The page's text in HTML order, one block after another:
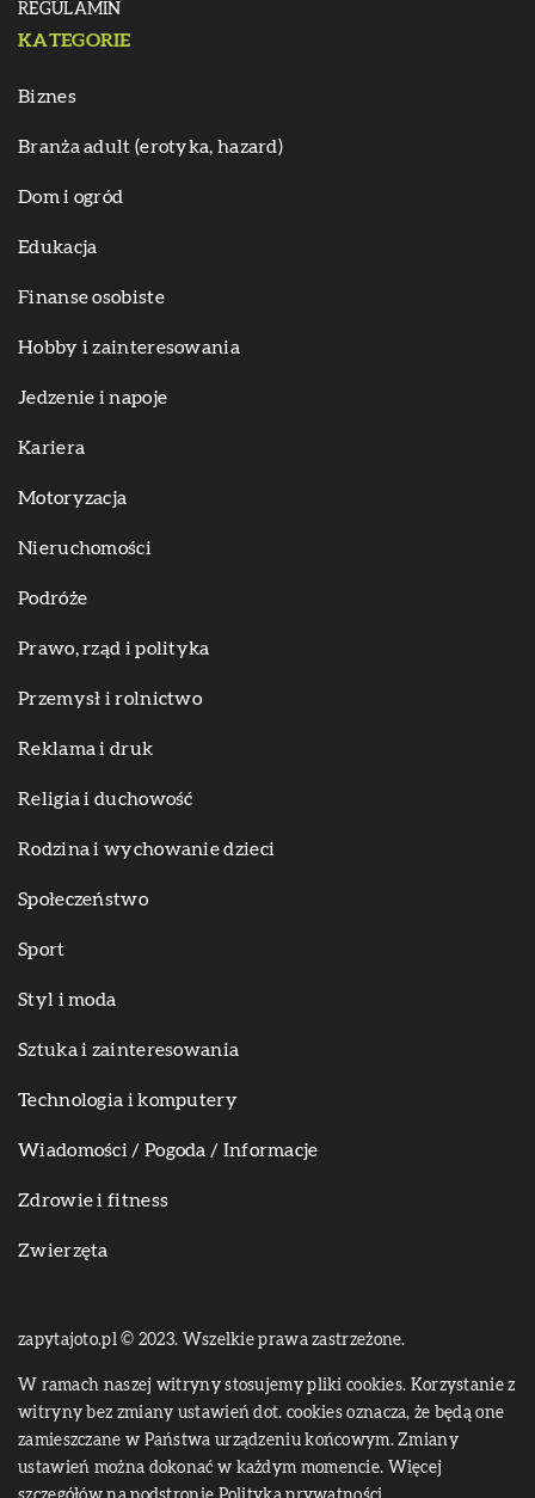
REGULAMIN
KATEGORIE
Biznes
Branża adult (erotyka, hazard)
Dom i ogród
Edukacja
Finanse osobiste
Hobby i zainteresowania
Jedzenie i napoje
Kariera
Motoryzacja
Nieruchomości
Podróże
Prawo, rząd i polityka
Przemysł i rolnictwo
Reklama i druk
Religia i duchowość
Rodzina i wychowanie dzieci
Społeczeństwo
Sport
Styl i moda
Sztuka i zainteresowania
Technologia i komputery
Wiadomości / Pogoda / Informacje
Zdrowie i fitness
Zwierzęta
zapytajoto.pl © 2023. Wszelkie prawa zastrzeżone.
W ramach naszej witryny stosujemy pliki cookies. Korzystanie z
witryny bez zmiany ustawień dot. cookies oznacza, że będą one
zamieszczane w Państwa urządzeniu końcowym. Zmiany
ustawień można dokonać w każdym momencie. Więcej